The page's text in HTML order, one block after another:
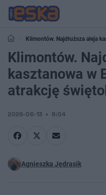
Klimontów. Najdłuższa aleja
świętokrzyskiego
Klimontów.
kasztanowa w
atrakcję
2026-06-13 8:04
Agnieszka Jędrasik